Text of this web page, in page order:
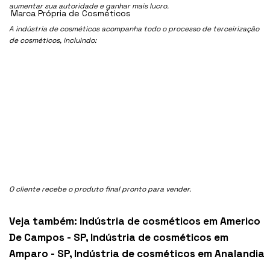
aumentar sua autoridade e ganhar mais lucro.
A indústria de cosméticos acompanha todo o processo de terceirização
de cosméticos, incluindo:
O cliente recebe o produto final pronto para vender.
Veja também: Indústria de cosméticos em Americo
De Campos - SP, Indústria de cosméticos em
Amparo - SP, Indústria de cosméticos em Analandia
Marca Própria de Cosméticos